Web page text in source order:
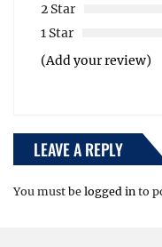
2 Star
1 Star
(Add your review)
LEAVE A REPLY
You must be logged in to